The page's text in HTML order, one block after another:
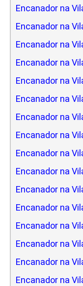
Encanador na
Encanador na
Encanador na
Encanador na
Encanador na
Encanador na
Encanador na
Encanador na
Encanador na
Encanador na
Encanador na
Encanador na
Encanador na
Encanador na
Encanador na
Encanador na